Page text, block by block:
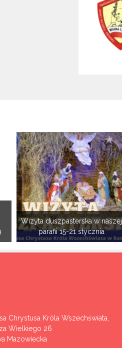
Wizyta duszpasterska w naszej
parafii 15-21 stycznia
Chrystusa Króla Wszechświata,
Wielkiego 26
Mazowiecka